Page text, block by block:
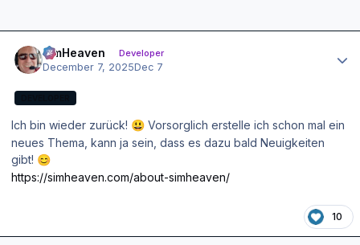
simHeaven Developer
December 7, 2025Dec 7
Ich bin wieder zurück! 😃 Vorsorglich erstelle ich schon mal ein
neues Thema, kann ja sein, dass es dazu bald Neuigkeiten
gibt! 😊
https://simheaven.com/about-simheaven/
10